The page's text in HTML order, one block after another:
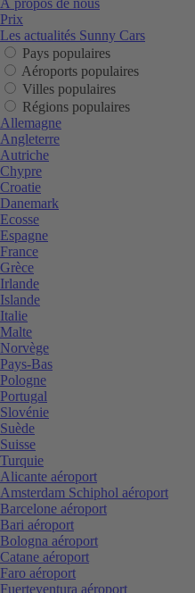
Prix
Les actualités Sunny Cars
Pays populaires
Aéroports populaires
Villes populaires
Régions populaires
Allemagne
Angleterre
Autriche
Chypre
Croatie
Danemark
Ecosse
Espagne
France
Grèce
Irlande
Islande
Italie
Malte
Norvège
Pays-Bas
Pologne
Portugal
Slovénie
Suède
Suisse
Turquie
Alicante aéroport
Amsterdam Schiphol aéroport
Barcelone aéroport
Bari aéroport
Bologna aéroport
Catane aéroport
Faro aéroport
Fuerteventura aéroport